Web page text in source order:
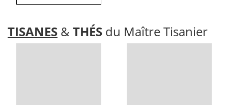
TISANES & THÉS du Maître Tisanier